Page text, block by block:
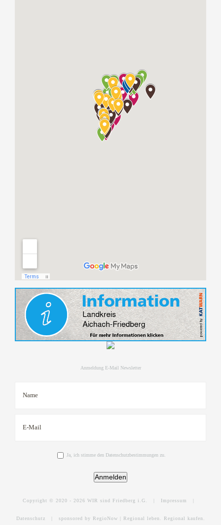
Anmeldung E-Mail Newsletter
Ja, ich stimme den Datenschutzbestimmungen zu.
Anmelden
Copyright © 2020 - 2026 WIR sind Friedberg i.G. | Impressum
Datenschutz sponsored by RegioNow | Regional leben. Regional kaufen.